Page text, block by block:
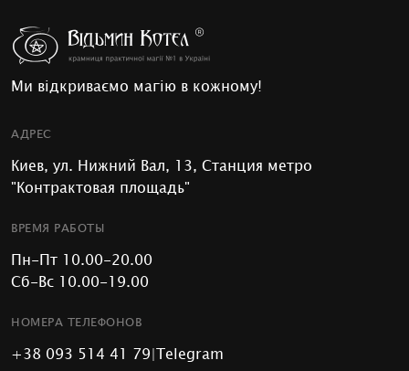
Ми відкриваємо магію в кожному!
АДРЕС
Киев, ул. Нижний Вал, 13, Станция метро
"Контрактовая площадь"
ВРЕМЯ РАБОТЫ
Пн-Пт 10.00-20.00
Сб-Вс 10.00-19.00
НОМЕРА ТЕЛЕФОНОВ
+38 093 514 41 79|Telegram